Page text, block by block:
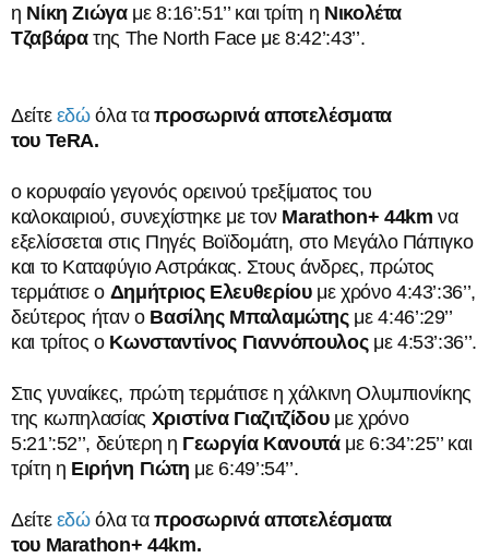
η Νίκη Ζιώγαμε 8:16’:51’’ και τρίτη η Νικολέτα
Τζαβάρατης The North Face με 8:42’:43’’.
Δείτε εδώόλα τα προσωρινά αποτελέσματα
του TeRA.
ο κορυφαίο γεγονός ορεινού τρεξίματος του
καλοκαιριού, συνεχίστηκε με τον Marathon+ 44km να
εξελίσσεται στις Πηγές Βοϊδομάτη, στο Μεγάλο Πάπιγκο
και το Καταφύγιο Αστράκας. Στους άνδρες, πρώτος
τερμάτισε ο Δημήτριος Ελευθερίουμε χρόνο 4:43’:36’’,
δεύτερος ήταν ο Βασίλης Μπαλαμώτηςμε 4:46’:29’’
και τρίτος ο Κωνσταντίνος Γιαννόπουλοςμε 4:53’:36’’.
Στις γυναίκες, πρώτη τερμάτισε η χάλκινη Ολυμπιονίκης
της κωπηλασίας Χριστίνα Γιαζιτζίδουμε χρόνο
5:21’:52’’, δεύτερη η Γεωργία Κανουτάμε 6:34’:25’’ και
τρίτη η Ειρήνη Γιώτη με 6:49’:54’’.
Δείτε εδώόλα τα προσωρινά αποτελέσματα
του Marathon+ 44km.